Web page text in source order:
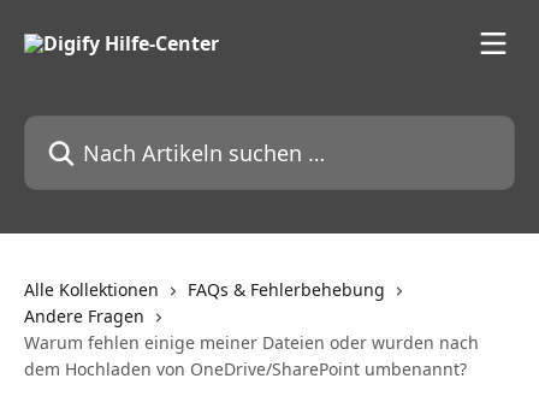
Nach Artikeln suchen …
Alle Kollektionen
FAQs & Fehlerbehebung
Andere Fragen
Warum fehlen einige meiner Dateien oder wurden nach
dem Hochladen von OneDrive/SharePoint umbenannt?